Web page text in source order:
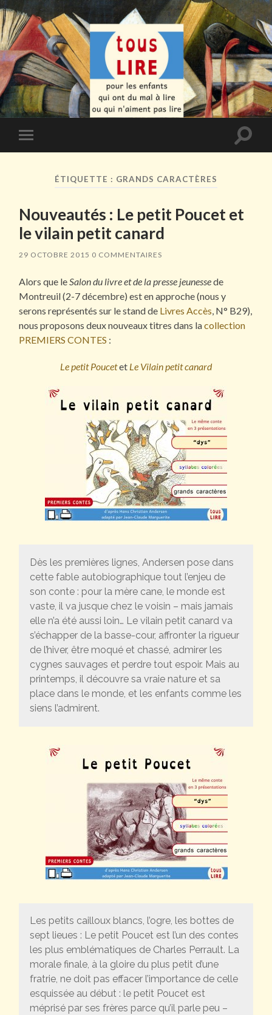
Toggle
mobile
Toggle
ÉTIQUETTE : GRANDS CARACTÈRES
Nouveautés : Le petit Poucet et
le vilain petit canard
29 OCTOBRE 2015 0 COMMENTAIRES
Alors que leSalon du livre et de la presse jeunessede
Montreuil (2-7 décembre) est en approche (nous y
serons représentés sur le stand de Livres Accès, N° B29),
nous proposons deux nouveaux titres dans lacollection
PREMIERS CONTES :
Le petit Poucetet Le Vilain petit canard
Dès les premières lignes, Andersen pose dans
cette fable autobiographique tout l’enjeu de
son conte : pour la mère cane, le monde est
vaste, il va jusque chez le voisin – mais jamais
elle n’a été aussi loin… Le vilain petit canard va
s’échapper de la basse-cour, affronter la rigueur
de l’hiver, être moqué et chassé, admirer les
cygnes sauvages et perdre tout espoir. Mais au
printemps, il découvre sa vraie nature et sa
place dans le monde, et les enfants comme les
siens l’admirent.
Les petits cailloux blancs, l’ogre, les bottes de
sept lieues : Le petit Poucet est l’un des contes
les plus emblématiques de Charles Perrault. La
morale finale, à la gloire du plus petit d’une
fratrie, ne doit pas effacer l’importance de celle
esquissée au début : le petit Poucet est
méprisé par ses frères parce qu’il parle peu –